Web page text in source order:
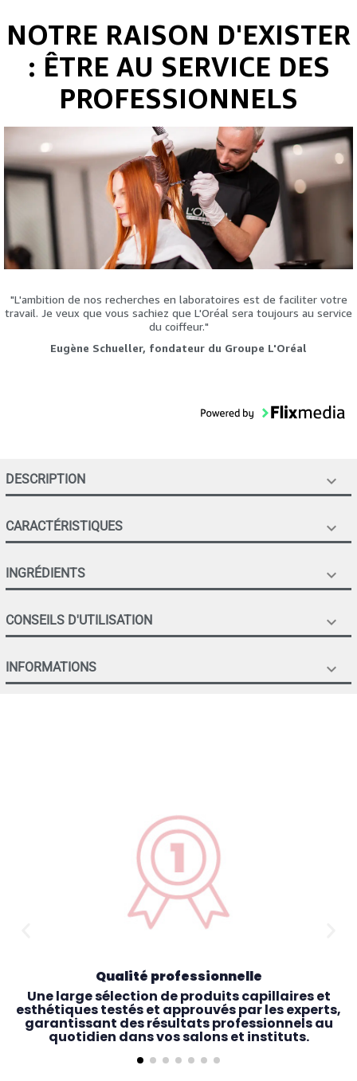
NOTRE RAISON D'EXISTER
: ÊTRE AU SERVICE DES
PROFESSIONNELS
"L'ambition de nos recherches en laboratoires est de faciliter votre
travail. Je veux que vous sachiez que L'Oréal sera toujours au service
du coiffeur."
Eugène Schueller, fondateur du Groupe L'Oréal
DESCRIPTION 
CARACTÉRISTIQUES 
INGRÉDIENTS 
CONSEILS D'UTILISATION 
INFORMATIONS 
Qualité professionnelle
Une large sélection de produits capillaires et
esthétiques testés et approuvés par les experts,
garantissant des résultats professionnels au
quotidien dans vos salons et instituts.